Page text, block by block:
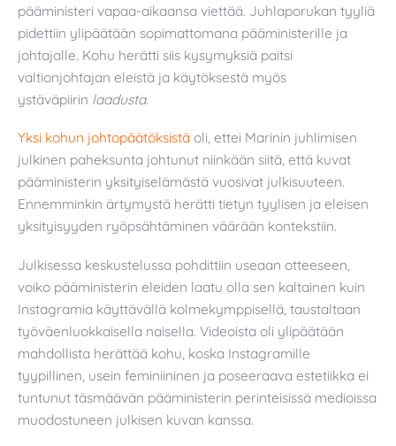
pääministeri vapaa-aikaansa viettää. Juhlaporukan tyyliä
pidettiin ylipäätään sopimattomana pääministerille ja
johtajalle. Kohu herätti siis kysymyksiä paitsi
valtionjohtajan eleistä ja käytöksestä myös
ystäväpiirin laadusta.
Yksi kohun johtopäätöksistä oli, ettei Marinin juhlimisen
julkinen paheksunta johtunut niinkään siitä, että kuvat
pääministerin yksityiselämästä vuosivat julkisuuteen.
Ennemminkin ärtymystä herätti tietyn tyylisen ja eleisen
yksityisyyden ryöpsähtäminen väärään kontekstiin.
Julkisessa keskustelussa pohdittiin useaan otteeseen,
voiko pääministerin eleiden laatu olla sen kaltainen kuin
Instagramia käyttävällä kolmekymppisellä, taustaltaan
työväenluokkaisella naisella. Videoista oli ylipäätään
mahdollista herättää kohu, koska Instagramille
tyypillinen, usein feminiininen ja poseeraava estetiikka ei
tuntunut täsmäävän pääministerin perinteisissä medioissa
muodostuneen julkisen kuvan kanssa.